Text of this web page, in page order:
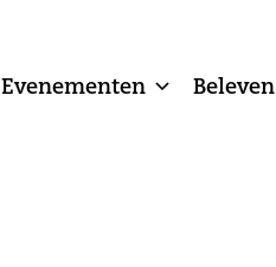
Evenementen Beleven